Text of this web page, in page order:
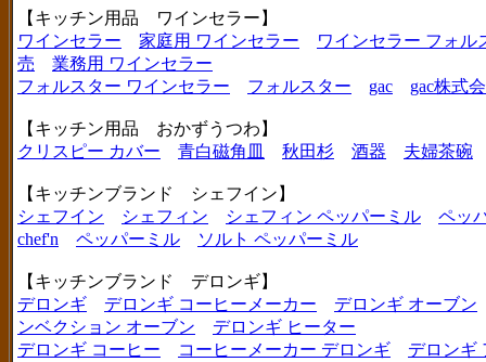
【キッチン用品 ワインセラー】
ワインセラー
家庭用 ワインセラー
ワインセラー フォル
売
業務用 ワインセラー
フォルスター ワインセラー
フォルスター gac gac株式
【キッチン用品 おかずうつわ】
クリスピー カバー
青白磁角皿 秋田杉 酒器 夫婦茶碗
【キッチンブランド シェフイン】
シェフイン
シェフィン シェフィン ペッパーミル
ペッ
chef'n
ペッパーミル ソルト ペッパーミル
【キッチンブランド デロンギ】
デロンギ
デロンギ コーヒーメーカー
デロンギ オーブン
ンベクション オーブン
デロンギ ヒーター
デロンギ コーヒー
コーヒーメーカー デロンギ デロンギ